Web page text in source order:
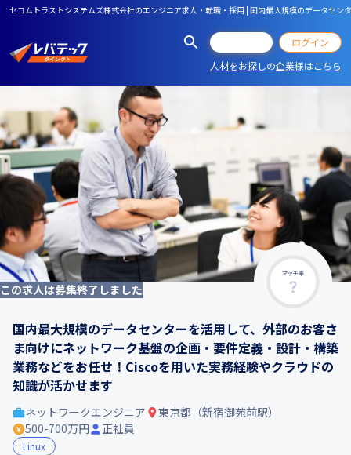
セコムトラストシステムズ株式会社のエンジニア求人・転職・採用 | 国内最大規模のデータセ
ログイン
人材をお探しの企業様はこちら
マッチ率
この求人は募集終了しました
国内最大規模のデータセンターを活用して、外部のお客さ
ま向けにネットワーク基盤の企画・要件定義・設計・構築
業務などをお任せ！Ciscoを用いた実務経験やクラウドの
知識が活かせます
ネットワークエンジニア
東京都（新宿御苑前駅）
500-700万円
正社員
Linux